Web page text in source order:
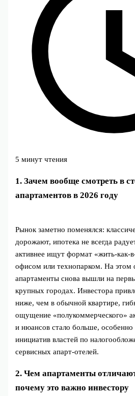
5 минут чтения
1. Зачем вообще смотреть в
апартаментов в 2026 году
Рынок заметно поменялся:
дорожают, ипотека не всегда
активнее ищут формат
офисом или технопарком. На этом
апартаменты снова вышли на
крупных городах. Инвестора
ниже, чем в обычной квартире,
ощущение «полукоммерческого»
и нюансов стало больше,
инициатив властей по
сервисных апарт‑отелей.
2. Чем апартаменты
почему это важно инвестору